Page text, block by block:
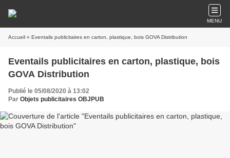
MENU
Accueil » Eventails publicitaires en carton, plastique, bois GOVA Distribution
Eventails publicitaires en carton, plastique, bois
GOVA Distribution
Publié le 05/08/2020 à 13:02
Par Objets publicitaires OBJPUB